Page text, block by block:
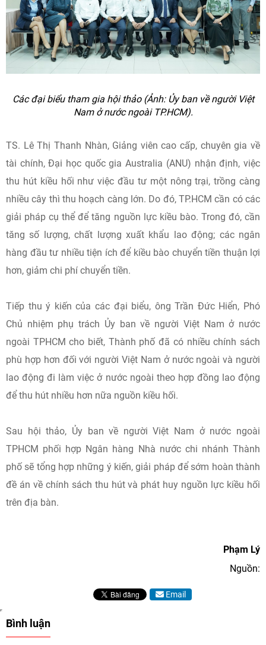
Các đại biểu tham gia hội thảo (Ảnh: Ủy ban về người Việt
Nam ở nước ngoài TP.HCM).
TS. Lê Thị Thanh Nhàn, Giảng viên cao cấp, chuyên gia về
tài chính, Đại học quốc gia Australia (ANU) nhận định, việc
thu hút kiều hối như việc đầu tư một nông trại, trồng càng
nhiều cây thì thu hoạch càng lớn. Do đó, TP.HCM cần có các
giải pháp cụ thể để tăng nguồn lực kiều bào. Trong đó, cần
tăng số lượng, chất lượng xuất khẩu lao động; các ngân
hàng đầu tư nhiều tiện ích để kiều bào chuyển tiền thuận lợi
hơn, giảm chi phí chuyển tiền.
Tiếp thu ý kiến của các đại biểu, ông Trần Đức Hiển, Phó
Chủ nhiệm phụ trách Ủy ban về người Việt Nam ở nước
ngoài TPHCM cho biết, Thành phố đã có nhiều chính sách
phù hợp hơn đối với người Việt Nam ở nước ngoài và người
lao động đi làm việc ở nước ngoài theo hợp đồng lao động
để thu hút nhiều hơn nữa nguồn kiều hối.
Sau hội thảo, Ủy ban về người Việt Nam ở nước ngoài
TPHCM phối hợp Ngân hàng Nhà nước chi nhánh Thành
phố sẽ tổng hợp những ý kiến, giải pháp để sớm hoàn thành
đề án về chính sách thu hút và phát huy nguồn lực kiều hối
trên địa bàn.
Phạm Lý
Nguồn:
Email
Bình luận